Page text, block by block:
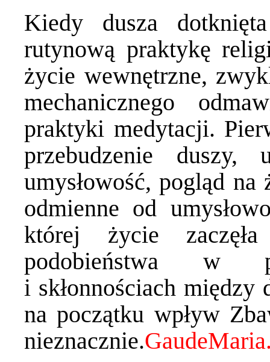
Kiedy dusza
rutynową praktykę
życie wewnętrzne,
mechanicznego
praktyki medytacji.
przebudzenie
umysłowość, pogląd
odmienne od
której życie
podobieństwa w
i skłonnościach między
na początku wpływ
nieznacznie.